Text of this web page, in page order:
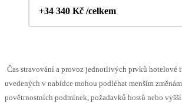
+34 340 Kč /celkem
Čas stravování a provoz jednotlivých prvků hotelové
uvedených v nabídce mohou podléhat menším
povětrnostních podmínek, požadavků hostů nebo